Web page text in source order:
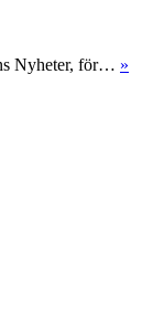
Nyheter, för… »